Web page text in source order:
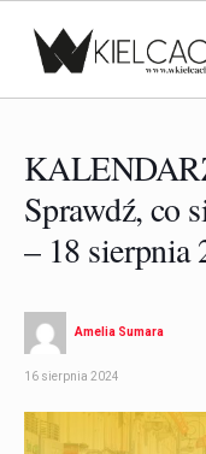
Sprawdź, co
– 18 sierpnia
Amelia Sumara
16 sierpnia 2024